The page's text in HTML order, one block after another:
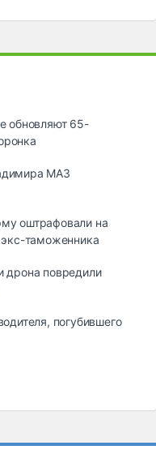
обновляют 65-
МАЗ
оштрафовали на
экс-таможенника
дрона повредили
погубившего